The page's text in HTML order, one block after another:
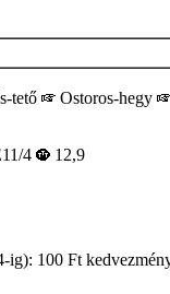
tető Ostoros-hegy
4 12,9
100 Ft